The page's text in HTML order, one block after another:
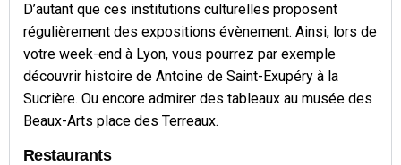
D’autant que ces institutions culturelles proposent
régulièrement des expositions évènement. Ainsi, lors de
votre week-end à Lyon, vous pourrez par exemple
découvrir histoire de Antoine de Saint-Exupéry à la
Sucrière. Ou encore admirer des tableaux au musée des
Beaux-Arts place des Terreaux.
Restaurants